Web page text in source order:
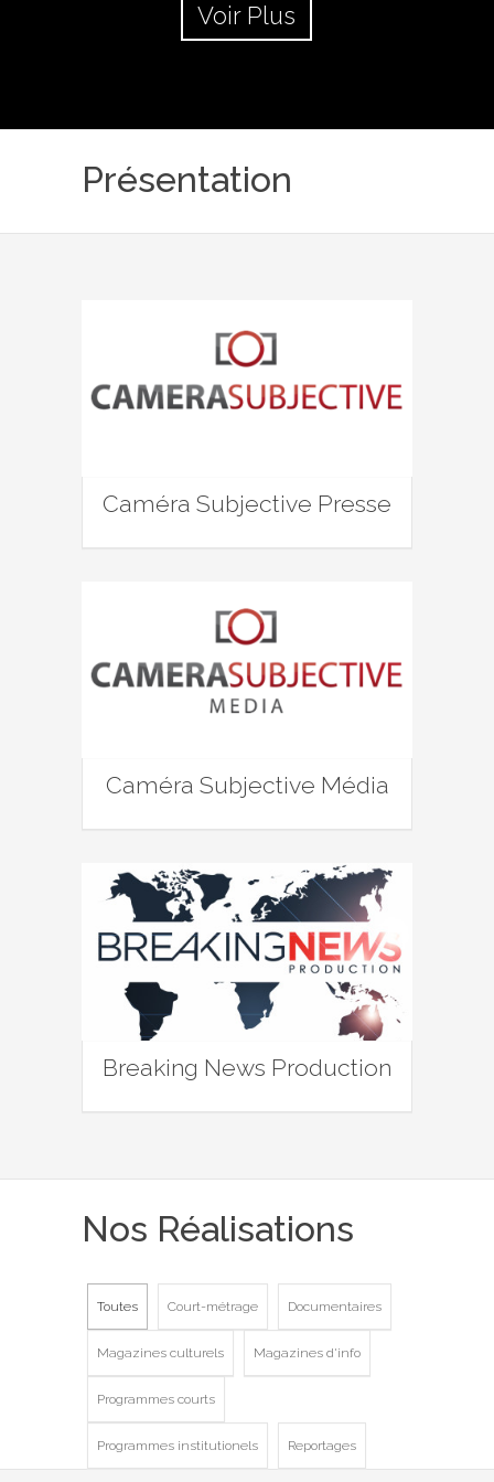
Voir Plus
Présentation
Caméra Subjective Presse
Caméra Subjective Média
Breaking News Production
Nos Réalisations
Toutes Court-métrage Documentaires
Magazines culturels Magazines d'info
Programmes courts
Programmes institutionels Reportages